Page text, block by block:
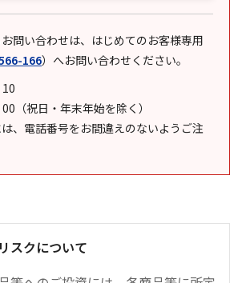
問い合わせは、はじめてのお客様専用
166） へお問い合わせください。
（祝日・年末年始を除く）
、電話番号をお間違えのないようご注
スクについて